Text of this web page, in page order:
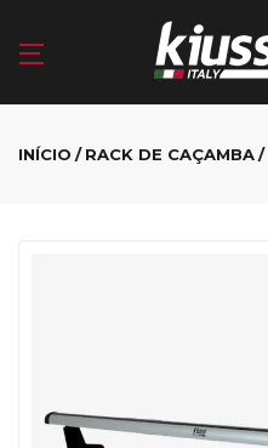
INÍCIO RACK DE CAÇAMBA